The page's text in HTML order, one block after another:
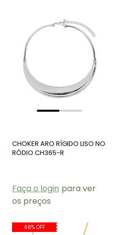
CHOKER ARO RÍGIDO LISO NO
RÓDIO CH365-R
Faça o login para ver
os preços
66% OFF